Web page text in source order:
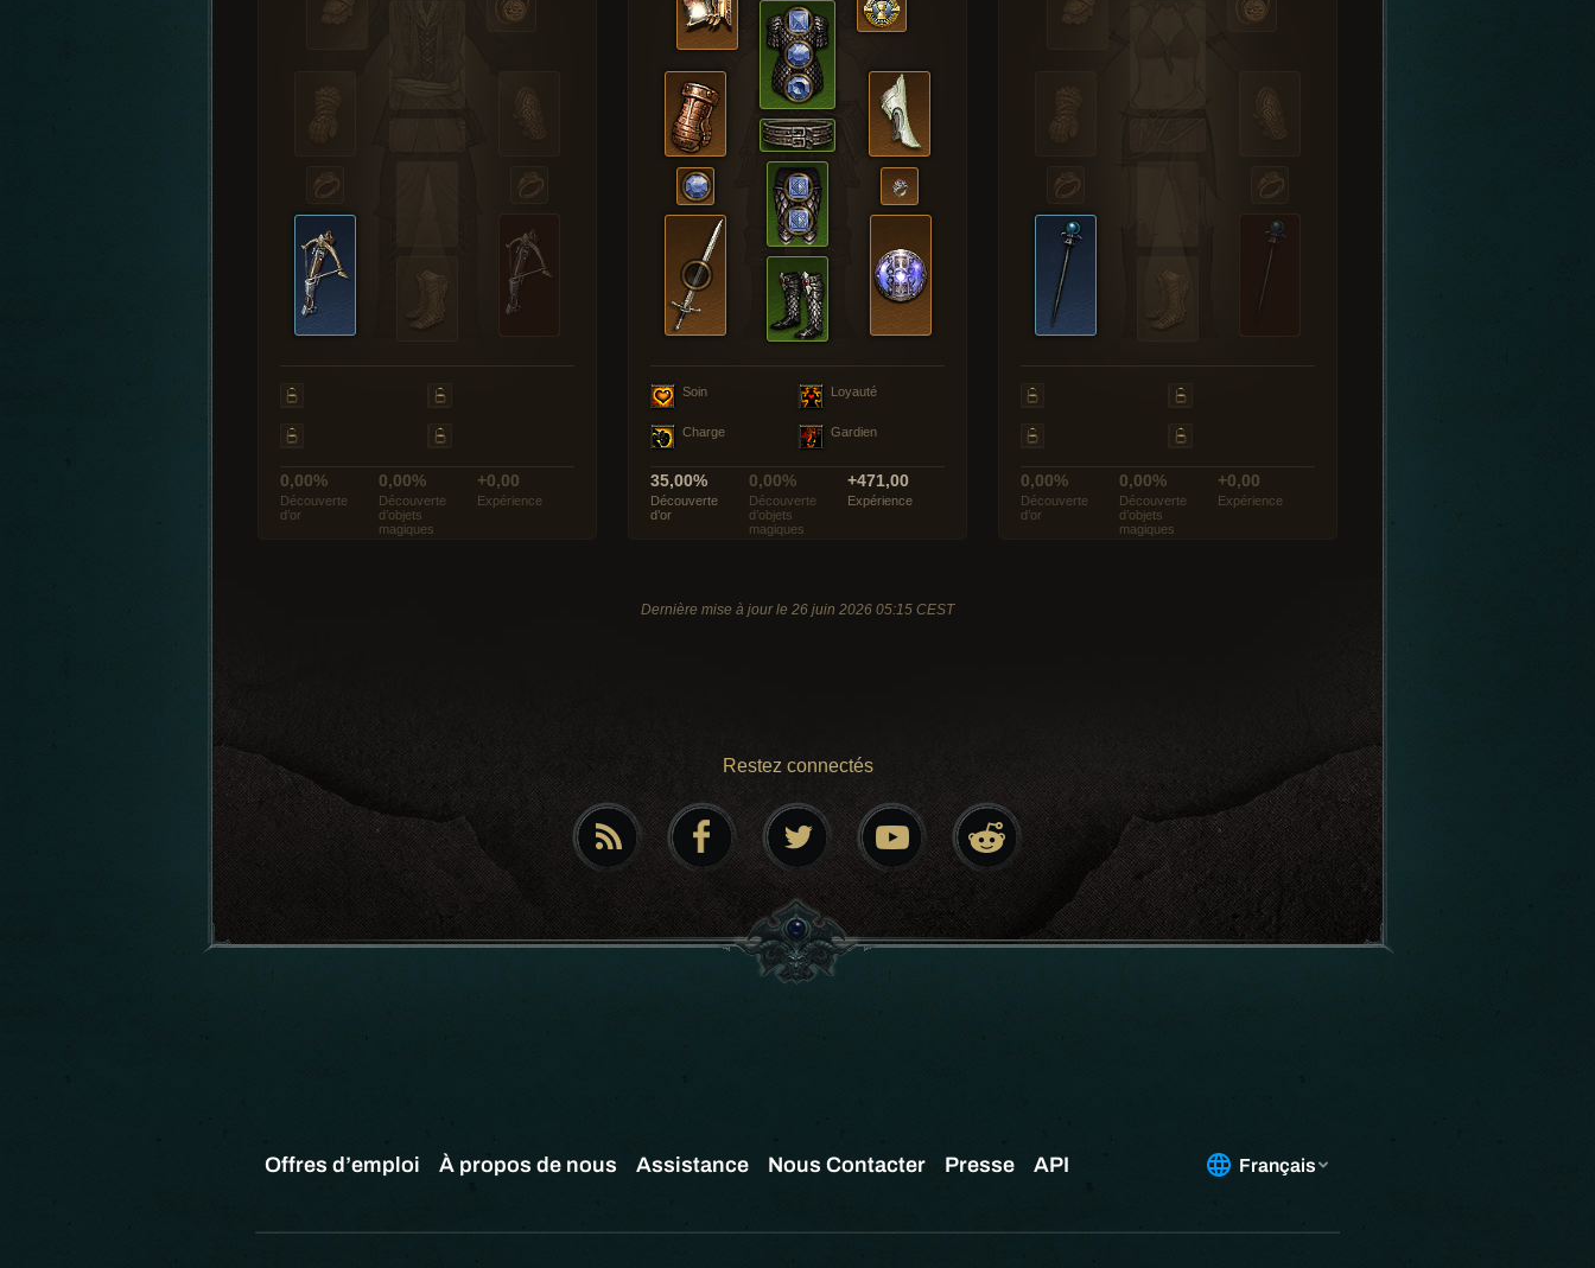
0,00%
Découverte
d’or
0,00%
Découverte
d’objets
magiques
+0,00
Expérience
Soin Loyauté
Charge Gardien
35,00%
Découverte
d’or
0,00%
Découverte
d’objets
magiques
+471,00
Expérience
0,00%
Découverte
d’or
0,00%
Découverte
d’objets
magiques
+0,00
Expérience
Dernière mise à jour le 26 juin 2026 05:15 CEST
Restez connectés